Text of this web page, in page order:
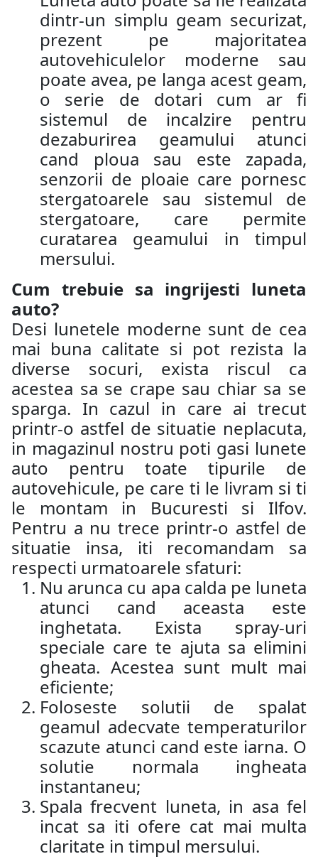
dintr-un simplu geam securizat,
prezent pe majoritatea
autovehiculelor moderne sau
poate avea, pe langa acest geam,
o serie de dotari cum ar fi
sistemul de incalzire pentru
dezaburirea geamului atunci
cand ploua sau este zapada,
senzorii de ploaie care pornesc
stergatoarele sau sistemul de
stergatoare, care permite
curatarea geamului in timpul
mersului.
Cum trebuie sa ingrijesti luneta
auto?
Desi lunetele moderne sunt de cea
mai buna calitate si pot rezista la
diverse socuri, exista riscul ca
acestea sa se crape sau chiar sa se
sparga. In cazul in care ai trecut
printr-o astfel de situatie neplacuta,
in magazinul nostru poti gasi lunete
auto pentru toate tipurile de
autovehicule, pe care ti le livram si ti
le montam in Bucuresti si Ilfov.
Pentru a nu trece printr-o astfel de
situatie insa, iti recomandam sa
respecti urmatoarele sfaturi:
Nu arunca cu apa calda pe luneta
atunci cand aceasta este
inghetata. Exista spray-uri
speciale care te ajuta sa elimini
gheata. Acestea sunt mult mai
eficiente;
Foloseste solutii de spalat
geamul adecvate temperaturilor
scazute atunci cand este iarna. O
solutie normala ingheata
instantaneu;
Spala frecvent luneta, in asa fel
incat sa iti ofere cat mai multa
claritate in timpul mersului.